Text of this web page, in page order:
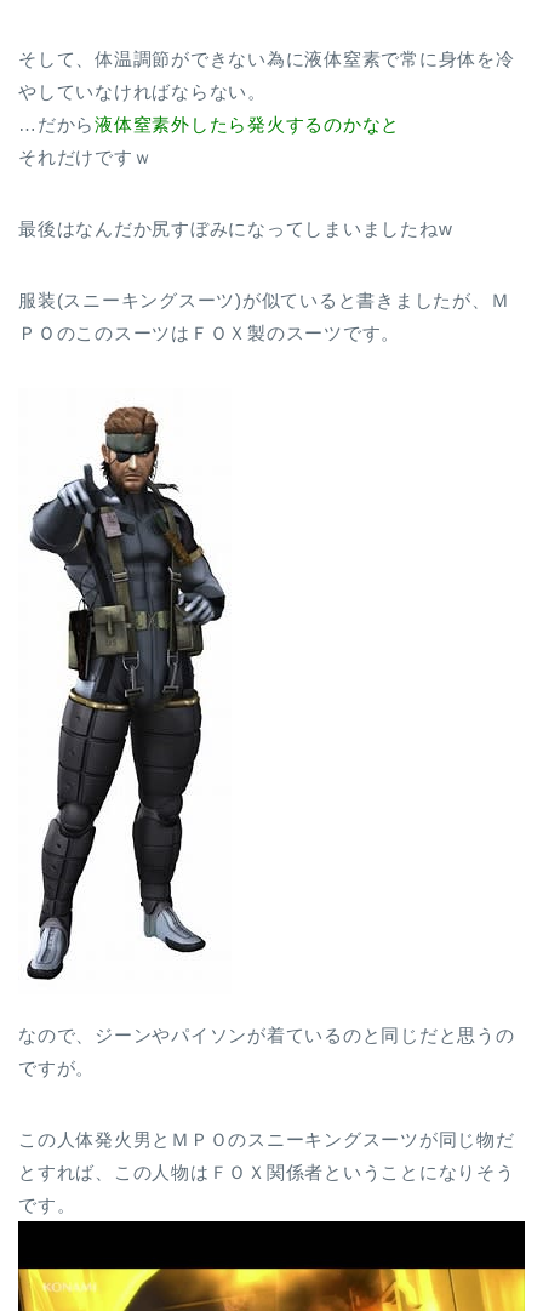
そして、体温調節ができない為に液体窒素で常に身体を冷
やしていなければならない。
…だから液体窒素外したら発火するのかなと
それだけですｗ
最後はなんだか尻すぼみになってしまいましたねw
服装(スニーキングスーツ)が似ていると書きましたが、Ｍ
ＰＯのこのスーツはＦＯＸ製のスーツです。
なので、ジーンやパイソンが着ているのと同じだと思うの
ですが。
この人体発火男とＭＰＯのスニーキングスーツが同じ物だ
とすれば、この人物はＦＯＸ関係者ということになりそう
です。